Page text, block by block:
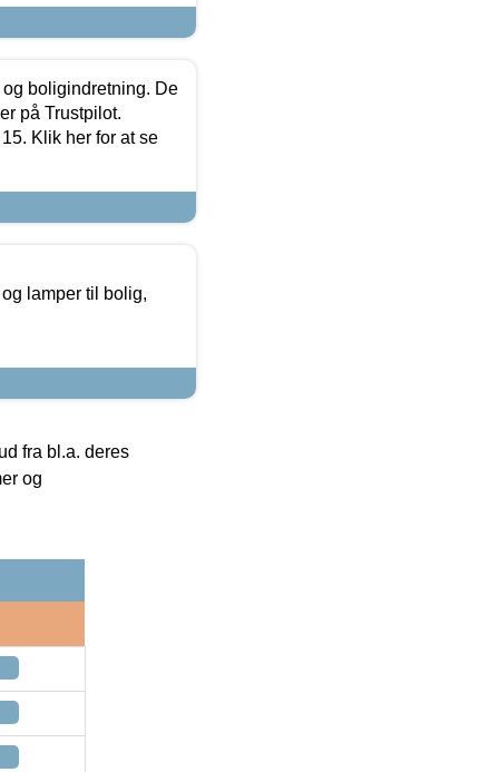
boligindretning. De
på Trustpilot.
Klik her for at se
lamper til bolig,
fra bl.a. deres
og